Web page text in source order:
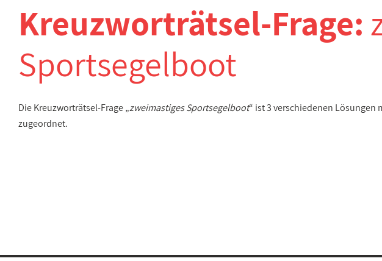
Kreuzworträtsel-Frage:
Sportsegelboot
Die Kreuzworträtsel-Frage „zweimastiges Sportsegelboot“ ist 3 verschiedenen Lösungen
zugeordnet.